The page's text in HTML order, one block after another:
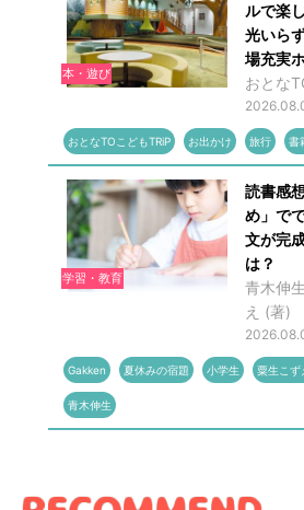
本・遊び
ルで楽
光いら
場充実
おとな
おとなTOこどもTRiP お出かけ 旅行 書
学習・教育
読書感
め」で
文が完
は？
青木伸
え (著)
Gakken 夏休みの宿題 小学生 粟生こず
青木伸生